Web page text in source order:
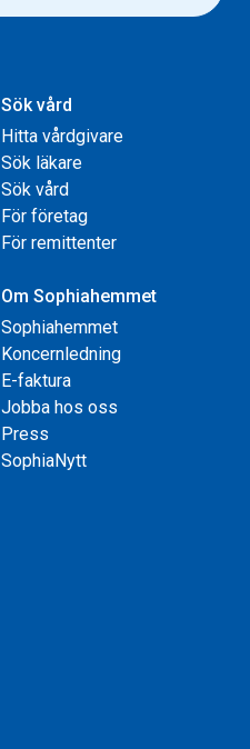
Sök vård
Hitta vårdgivare
Sök läkare
Sök vård
För företag
För remittenter
Om Sophiahemmet
Sophiahemmet
Koncernledning
E-faktura
Jobba hos oss
Press
SophiaNytt